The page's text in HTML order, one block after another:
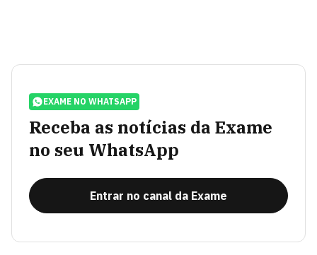
EXAME NO WHATSAPP
Receba as notícias da Exame
no seu WhatsApp
Entrar no canal da Exame